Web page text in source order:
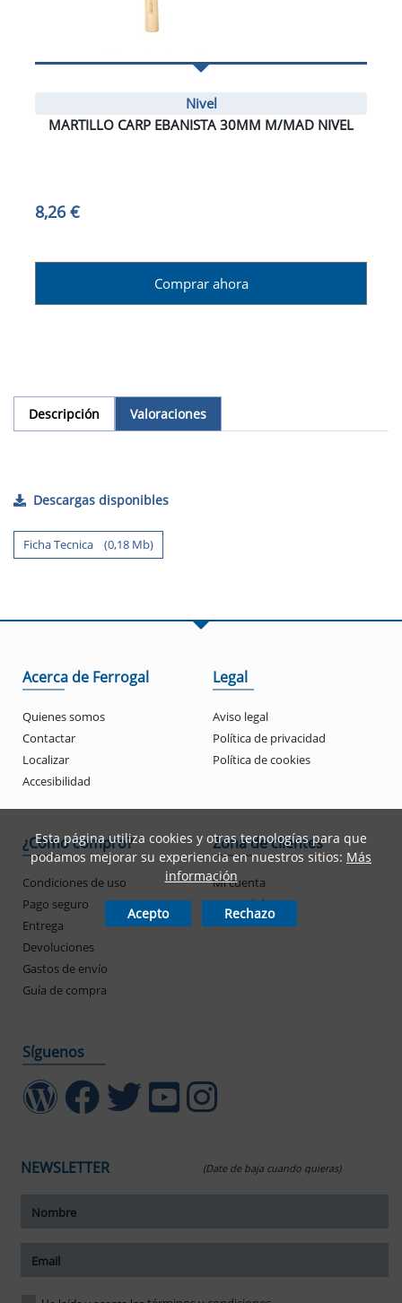
Nivel
MARTILLO CARP EBANISTA 30MM M/MAD NIVEL
8,26 €
Comprar ahora
Descripción Valoraciones
Descargas disponibles
Ficha Tecnica (0,18 Mb)
Acerca de Ferrogal
Quienes somos
Contactar
Localizar
Accesibilidad
Legal
Aviso legal
Política de privacidad
Política de cookies
¿Cómo compro?
Condiciones de uso
Pago seguro
Entrega
Devoluciones
Gastos de envío
Guía de compra
Zona de clientes
Mi cuenta
Mis pedidos
Síguenos
NEWSLETTER (Date de baja cuando quieras)
Esta página utiliza cookies y otras tecnologías para que
podamos mejorar su experiencia en nuestros sitios: Más
información
Acepto Rechazo
tamaño del texto
del texto
espaciado del texto